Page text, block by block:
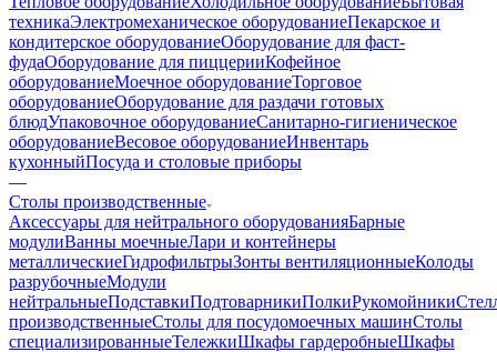
техникаЭлектромеханическое оборудованиеПекарское и
кондитерское оборудованиеОборудование для фаст-
фудаОборудование для пиццерииКофейное
оборудованиеМоечное оборудованиеТорговое
оборудованиеОборудование для раздачи готовых
блюдУпаковочное оборудованиеСанитарно-гигиеническое
оборудованиеВесовое оборудованиеИнвентарь
кухонныйПосуда и столовые приборы
—
Столы производственные
Аксессуары для нейтрального оборудованияБарные
модулиВанны моечныеЛари и контейнеры
металлическиеГидрофильтрыЗонты вентиляционныеКолоды
разрубочныеМодули
нейтральныеПодставкиПодтоварникиПолкиРукомойники
производственныеСтолы для посудомоечных машинСтолы
специализированныеТележкиШкафы гардеробныеШкафы